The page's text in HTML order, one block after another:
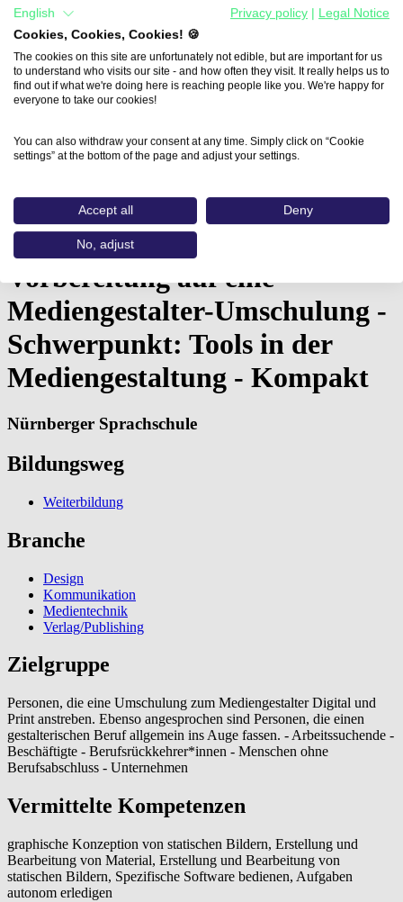
Home
Aus- und Weiterbildungen
Vorbereitung auf eine Mediengestalter-Umschulung…
Vorbereitung auf eine
Mediengestalter-Umschulung -
Schwerpunkt: Tools in der
Mediengestaltung - Kompakt
Nürnberger Sprachschule
Bildungsweg
Weiterbildung
Branche
Design
Kommunikation
Medientechnik
Verlag/Publishing
Zielgruppe
Personen, die eine Umschulung zum Mediengestalter Digital und
Print anstreben. Ebenso angesprochen sind Personen, die einen
gestalterischen Beruf allgemein ins Auge fassen. - Arbeitssuchende -
Beschäftigte - Berufsrückkehrer*innen - Menschen ohne
Berufsabschluss - Unternehmen
Vermittelte Kompetenzen
graphische Konzeption von statischen Bildern, Erstellung und
Bearbeitung von Material, Erstellung und Bearbeitung von
statischen Bildern, Spezifische Software bedienen, Aufgaben
autonom erledigen
English Privacy policy
Legal Notice
Cookies, Cookies, Cookies! 🍪
The cookies on this site are unfortunately not edible, but are important for us
to understand who visits our site - and how often they visit. It really helps us to
find out if what we're doing here is reaching people like you. We're happy for
everyone to take our cookies!
You can also withdraw your consent at any time. Simply click on “Cookie
settings” at the bottom of the page and adjust your settings.
Accept all Deny
No, adjust